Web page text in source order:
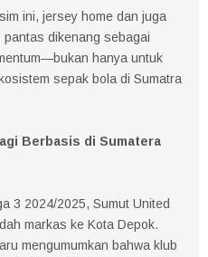
ini, jersey home dan juga
pantas dikenang sebagai
hanya untuk
sepak bola di Sumatra
Berbasis di Sumatera
3 2024/2025, Sumut United
markas ke Kota Depok.
mengumumkan bahwa klub